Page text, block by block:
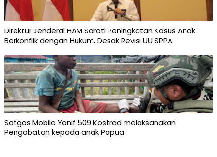
Direktur Jenderal HAM Soroti Peningkatan Kasus Anak
Berkonflik dengan Hukum, Desak Revisi UU SPPA
Satgas Mobile Yonif 509 Kostrad melaksanakan
Pengobatan kepada anak Papua